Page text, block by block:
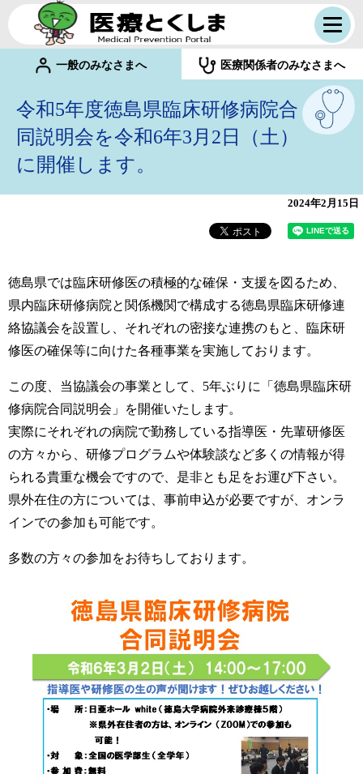
一般のみなさまへ 医療関係者のみなさまへ
令和5年度徳島県臨床研修病院合
同説明会を令和6年3月2日（土）
に開催します。
2024年2月15日
徳島県では臨床研修医の積極的な確保・支援を図るため、
県内臨床研修病院と関係機関で構成する徳島県臨床研修連
絡協議会を設置し、それぞれの密接な連携のもと、臨床研
修医の確保等に向けた各種事業を実施しております。
この度、当協議会の事業として、5年ぶりに「徳島県臨床研
修病院合同説明会」を開催いたします。
実際にそれぞれの病院で勤務している指導医・先輩研修医
の方々から、研修プログラムや体験談など多くの情報が得
られる貴重な機会ですので、是非とも足をお運び下さい。
県外在住の方については、事前申込が必要ですが、オンラ
インでの参加も可能です。
多数の方々の参加をお待ちしております。